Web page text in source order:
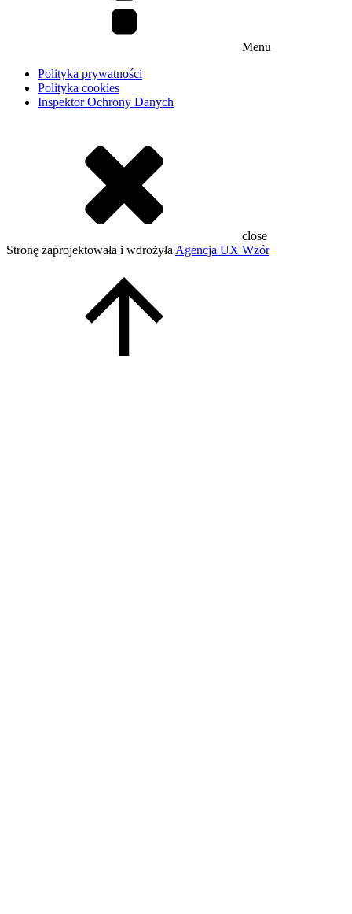
Menu
Polityka prywatności
Polityka cookies
Inspektor Ochrony Danych
close
Stronę zaprojektowała i wdrożyła Agencja UX Wzór